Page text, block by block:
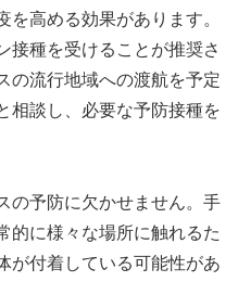
高める効果があります。
接種を受けることが推奨さ
の流行地域への渡航を予定
相談し、必要な予防接種を
の予防に欠かせません。手
的に様々な場所に触れるた
が付着している可能性があ